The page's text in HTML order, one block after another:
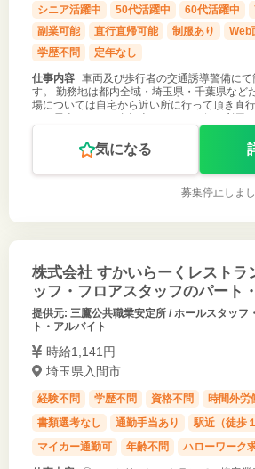
シニア活躍中 50代活躍中 60代活躍中
副業可能
直行直帰可能 制服あり Web
学歴不問
定年なし
仕事内容 車両及び歩行者の交通誘導警備に
す。 勤務地は都内全域・埼玉県・千葉県など
場については自宅から近い所に行って頂き直
気になる
募集停止しま
株式会社 すかいらーくレストラ
ッフ・フロアスタッフのパート
提供元: 三鷹公共職業安定所 / ホールスタッフ
ト・アルバイト
時給1,141円
埼玉県入間市
経験不問 学歴不問 資格不問 時間外労
書類選考なし
通勤手当あり
駅近（徒歩
マイカー通勤可
年齢不問 ハローワーク